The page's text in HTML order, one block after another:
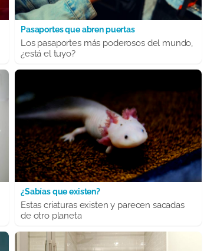
Pasaportes que abren puertas
Los pasaportes más poderosos del mundo,
¿está el tuyo?
¿Sabías que existen?
Estas criaturas existen y parecen sacadas
de otro planeta